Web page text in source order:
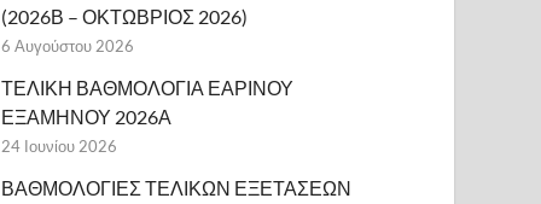
(2026Β – ΟΚΤΩΒΡΙΟΣ 2026)
6 Αυγούστου 2026
ΤΕΛΙΚΗ ΒΑΘΜΟΛΟΓΙΑ ΕΑΡΙΝΟΥ
ΕΞΑΜΗΝΟΥ 2026Α
24 Ιουνίου 2026
ΒΑΘΜΟΛΟΓΙΕΣ ΤΕΛΙΚΩΝ ΕΞΕΤΑΣΕΩΝ